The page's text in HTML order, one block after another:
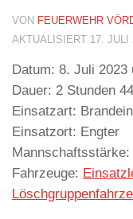
VON FEUERWEHR
AKTUALISIERT 17. JULI
Datum: 8. Juli 2023
Dauer: 2 Stunden
Einsatzart:
Einsatzort: Engter
Mannschaftsstärke:
Fahrzeuge: